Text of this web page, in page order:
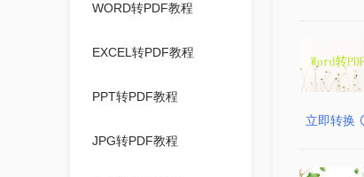
WORD转PDF教程
EXCEL转PDF教程
PPT转PDF教程
JPG转PDF教程
立即转换